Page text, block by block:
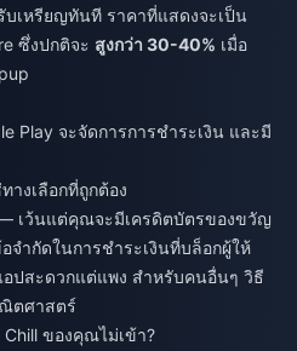
เหรียญทันที ราคาที่แสดงจะเป็น
ซึ่งปกติจะ สูงกว่า 30-40% เมื่อ
Play จะจัดการการชำระเงิน และมี
างเลือกที่ถูกต้อง
เว้นแต่คุณจะมีเครดิตบัตรของขวัญ
ำกัดในการชำระเงินที่บล็อกผู้ให้
ปสะดวกแต่แพง สำหรับคนอื่นๆ วิธี
ตศาสตร์
Chill ของคุณไม่เข้า?